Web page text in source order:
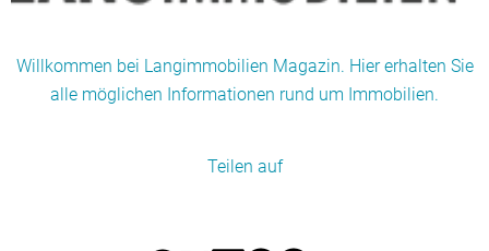
Willkommen bei Langimmobilien Magazin. Hier erhalten Sie
alle möglichen Informationen rund um Immobilien.
Teilen auf